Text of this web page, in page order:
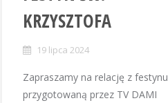
KRZYSZTOFA
19 lipca 2024
Zapraszamy na relację z festynu
przygotowaną przez TV DAMI